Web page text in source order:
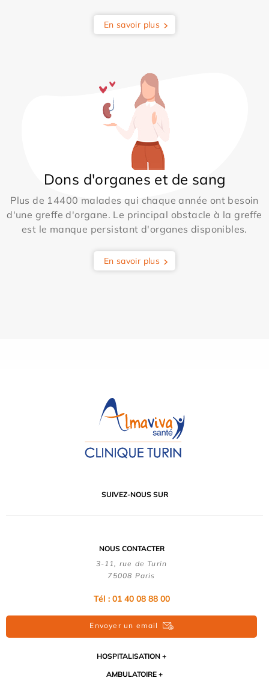
En savoir plus
Dons d'organes et de sang
Plus de 14400 malades qui chaque année ont besoin
d'une greffe d'organe. Le principal obstacle à la greffe
est le manque persistant d'organes disponibles.
En savoir plus
SUIVEZ-NOUS SUR
NOUS CONTACTER
3-11, rue de Turin
75008 Paris
Tél : 01 40 08 88 00
Envoyer un email
HOSPITALISATION
AMBULATOIRE